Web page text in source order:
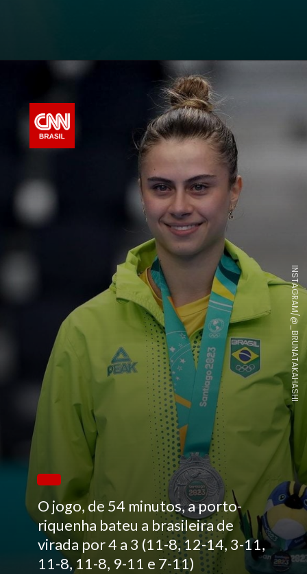
O jogo, de 54 minutos, a porto-
riquenha bateu a brasileira de
virada por 4 a 3 (11-8, 12-14, 3-11,
11-8, 11-8, 9-11 e 7-11)
INSTAGRAM/@_BRUNATAKAHASHI